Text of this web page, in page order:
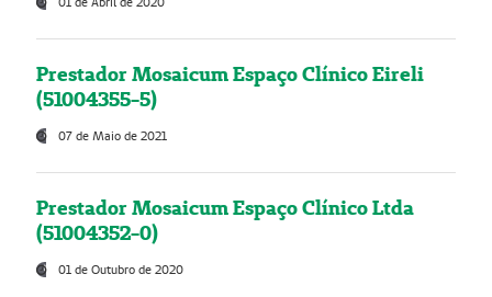
Prestador Mosaicum Espaço Clínico Eireli
(51004355-5)
07 de Maio de 2021
Prestador Mosaicum Espaço Clínico Ltda
(51004352-0)
01 de Outubro de 2020